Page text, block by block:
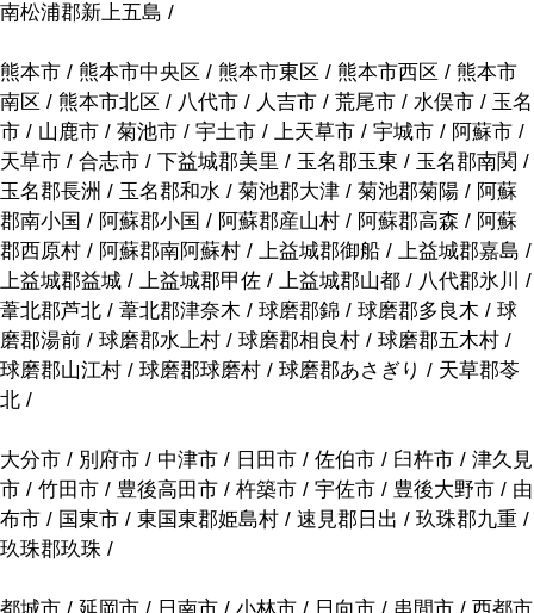
南松浦郡新上五島 /
熊本市 / 熊本市中央区 / 熊本市東区 / 熊本市西区 / 熊本市
南区 / 熊本市北区 / 八代市 / 人吉市 / 荒尾市 / 水俣市 / 玉名
市 / 山鹿市 / 菊池市 / 宇土市 / 上天草市 / 宇城市 / 阿蘇市 /
天草市 / 合志市 / 下益城郡美里 / 玉名郡玉東 / 玉名郡南関 /
玉名郡長洲 / 玉名郡和水 / 菊池郡大津 / 菊池郡菊陽 / 阿蘇
郡南小国 / 阿蘇郡小国 / 阿蘇郡産山村 / 阿蘇郡高森 / 阿蘇
郡西原村 / 阿蘇郡南阿蘇村 / 上益城郡御船 / 上益城郡嘉島 /
上益城郡益城 / 上益城郡甲佐 / 上益城郡山都 / 八代郡氷川 /
葦北郡芦北 / 葦北郡津奈木 / 球磨郡錦 / 球磨郡多良木 / 球
磨郡湯前 / 球磨郡水上村 / 球磨郡相良村 / 球磨郡五木村 /
球磨郡山江村 / 球磨郡球磨村 / 球磨郡あさぎり / 天草郡苓
北 /
大分市 / 別府市 / 中津市 / 日田市 / 佐伯市 / 臼杵市 / 津久見
市 / 竹田市 / 豊後高田市 / 杵築市 / 宇佐市 / 豊後大野市 / 由
布市 / 国東市 / 東国東郡姫島村 / 速見郡日出 / 玖珠郡九重 /
玖珠郡玖珠 /